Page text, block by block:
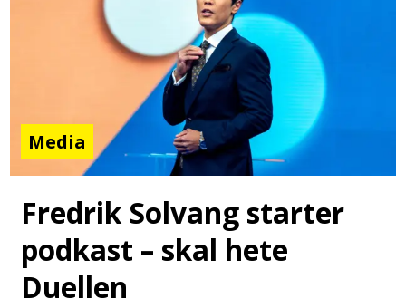
Media
Fredrik Solvang starter
podkast – skal hete
Duellen